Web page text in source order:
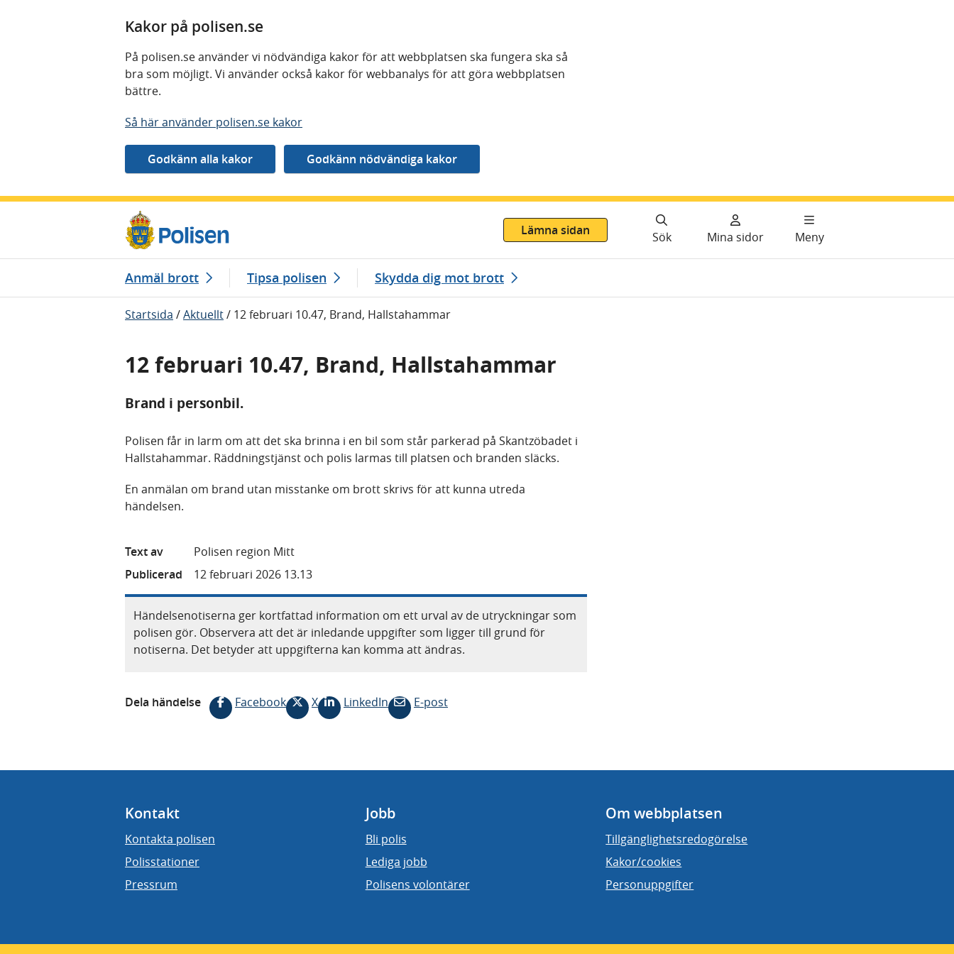
Kakor på polisen.se
På polisen.se använder vi nödvändiga kakor för att webbplatsen ska fungera ska så
bra som möjligt. Vi använder också kakor för webbanalys för att göra webbplatsen
bättre.
Så här använder polisen.se kakor
Lämna sidan
Sök Mina sidor Meny
Anmäl brott Tipsa polisen Skydda dig mot brott
Startsida /Aktuellt/ 12 februari 10.47, Brand, Hallstahammar
12 februari 10.47, Brand, Hallstahammar
Brand i personbil.
Polisen får in larm om att det ska brinna i en bil som står parkerad på Skantzöbadet i
Hallstahammar. Räddningstjänst och polis larmas till platsen och branden släcks.
En anmälan om brand utan misstanke om brott skrivs för att kunna utreda
händelsen.
Text av
Polisen region Mitt
Publicerad
12 februari 2026 13.13
Händelsenotiserna ger kortfattad information om ett urval av de utryckningar som
polisen gör. Observera att det är inledande uppgifter som ligger till grund för
notiserna. Det betyder att uppgifterna kan komma att ändras.
Dela händelse Facebook X LinkedIn E-post
Kontakt
Kontakta polisen
Polisstationer
Pressrum
Jobb
Bli polis
Lediga jobb
Polisens volontärer
Om webbplatsen
Tillgänglighetsredogörelse
Kakor/cookies
Personuppgifter